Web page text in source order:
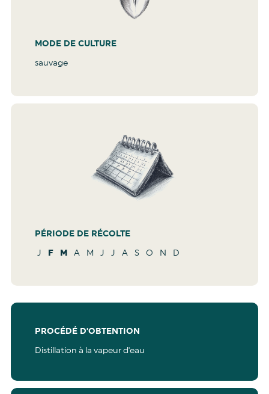
MODE DE CULTURE
sauvage
PÉRIODE DE RÉCOLTE
J F M A M J J A S O N D
PROCÉDÉ D'OBTENTION
Distillation à la vapeur d'eau